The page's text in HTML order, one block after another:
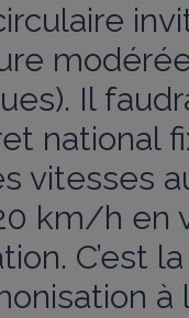
Il
national
vitesses
km/h en
C’est
à